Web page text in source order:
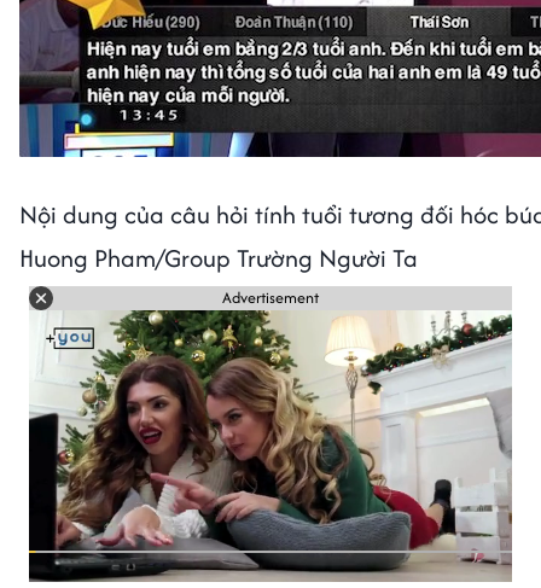
Nội dung của câu hỏi tính tuổi tương đối hóc
Huong Pham/Group Trường Người Ta
Advertisement